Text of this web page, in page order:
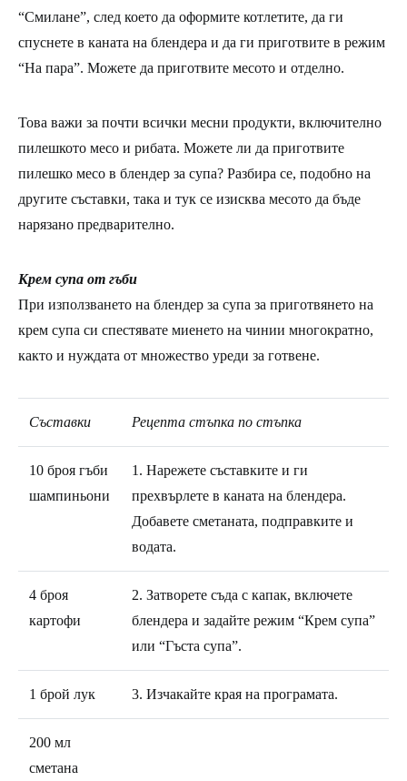
“Смилане”, след което да оформите котлетите, да ги
спуснете в каната на блендера и да ги приготвите в режим
“На пара”. Можете да приготвите месото и отделно.
Това важи за почти всички месни продукти, включително
пилешкото месо и рибата. Можете ли да приготвите
пилешко месо в блендер за супа? Разбира се, подобно на
другите съставки, така и тук се изисква месото да бъде
нарязано предварително.
Крем супа от гъби
При използването на блендер за супа за приготвянето на
крем супа си спестявате миенето на чинии многократно,
както и нуждата от множество уреди за готвене.
Съставки Рецепта стъпка по стъпка
10 броя гъби
шампиньони
1. Нарежете съставките и ги
прехвърлете в каната на блендера.
Добавете сметаната, подправките и
водата.
4 броя
картофи
2. Затворете съда с капак, включете
блендера и задайте режим “Крем супа”
или “Гъста супа”.
1 брой лук 3. Изчакайте края на програмата.
200 мл
сметана